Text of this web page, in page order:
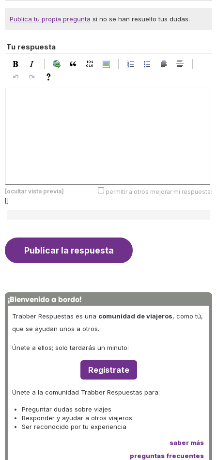
Publica tu propia pregunta si no se han resuelto tus dudas.
Tu respuesta
[ocultar vista previa]
permitir a otros mejorar mi respuesta:
[]
¡Bienvenido a bordo!
Trabber Respuestas es una comunidad de viajeros, como tú,
que se ayudan unos a otros.
Únete a ellos; solo tardarás un minuto:
Regístrate
Únete a la comunidad Trabber Respuestas para:
Preguntar dudas sobre viajes
Responder y ayudar a otros viajeros
Ser reconocido por tu experiencia
saber más
preguntas frecuentes